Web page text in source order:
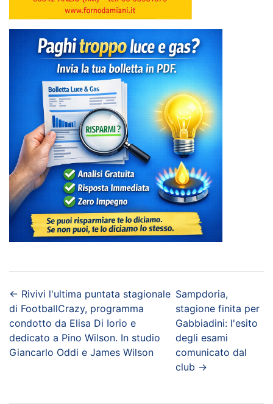
← Rivivi l'ultima puntata stagionale
di FootballCrazy, programma
condotto da Elisa Di Iorio e
dedicato a Pino Wilson. In studio
Giancarlo Oddi e James Wilson
Sampdoria,
stagione finita per
Gabbiadini: l'esito
degli esami
comunicato dal
club →